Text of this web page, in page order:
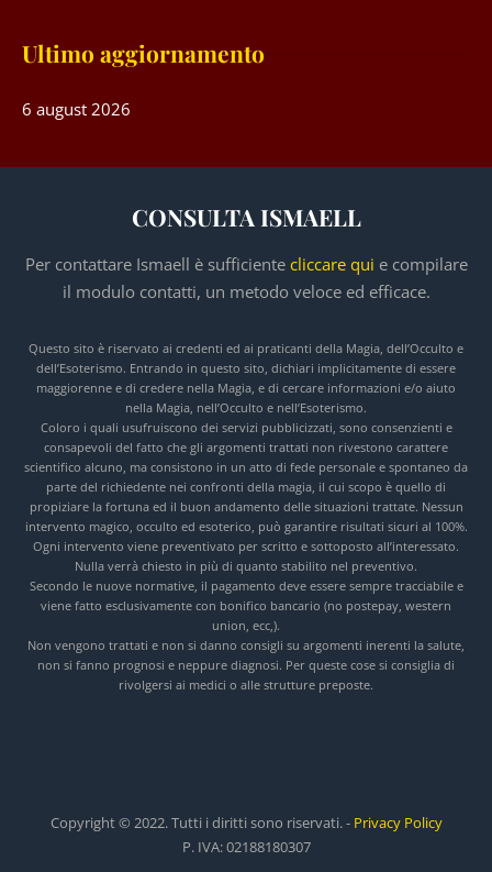
Ultimo aggiornamento
6 august 2026
CONSULTA ISMAELL
Per contattare Ismaell è sufficiente cliccare qui e compilare
il modulo contatti, un metodo veloce ed efficace.
Questo sito è riservato ai credenti ed ai praticanti della Magia, dell’Occulto e
dell’Esoterismo. Entrando in questo sito, dichiari implicitamente di essere
maggiorenne e di credere nella Magia, e di cercare informazioni e/o aiuto
nella Magia, nell’Occulto e nell’Esoterismo.
Coloro i quali usufruiscono dei servizi pubblicizzati, sono consenzienti e
consapevoli del fatto che gli argomenti trattati non rivestono carattere
scientifico alcuno, ma consistono in un atto di fede personale e spontaneo da
parte del richiedente nei confronti della magia, il cui scopo è quello di
propiziare la fortuna ed il buon andamento delle situazioni trattate. Nessun
intervento magico, occulto ed esoterico, può garantire risultati sicuri al 100%.
Ogni intervento viene preventivato per scritto e sottoposto all’interessato.
Nulla verrà chiesto in più di quanto stabilito nel preventivo.
Secondo le nuove normative, il pagamento deve essere sempre tracciabile e
viene fatto esclusivamente con bonifico bancario (no postepay, western
union, ecc,).
Non vengono trattati e non si danno consigli su argomenti inerenti la salute,
non si fanno prognosi e neppure diagnosi. Per queste cose si consiglia di
rivolgersi ai medici o alle strutture preposte.
Copyright © 2022. Tutti i diritti sono riservati. - Privacy Policy
P. IVA: 02188180307